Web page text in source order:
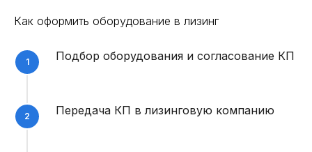
Как оформить оборудование в лизинг
Подбор оборудования и согласование КП
Передача КП в лизинговую компанию